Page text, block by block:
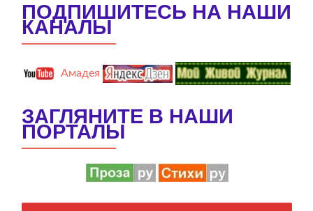
ПОДПИШИТЕСЬ НА НАШИ
КАНАЛЫ
Амадея
ЗАГЛЯНИТЕ В НАШИ
ПОРТАЛЫ